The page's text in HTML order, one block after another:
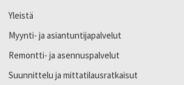
Yleistä
Myynti- ja asiantuntijapalvelut
Remontti- ja asennuspalvelut
Suunnittelu ja mittatilausratkaisut